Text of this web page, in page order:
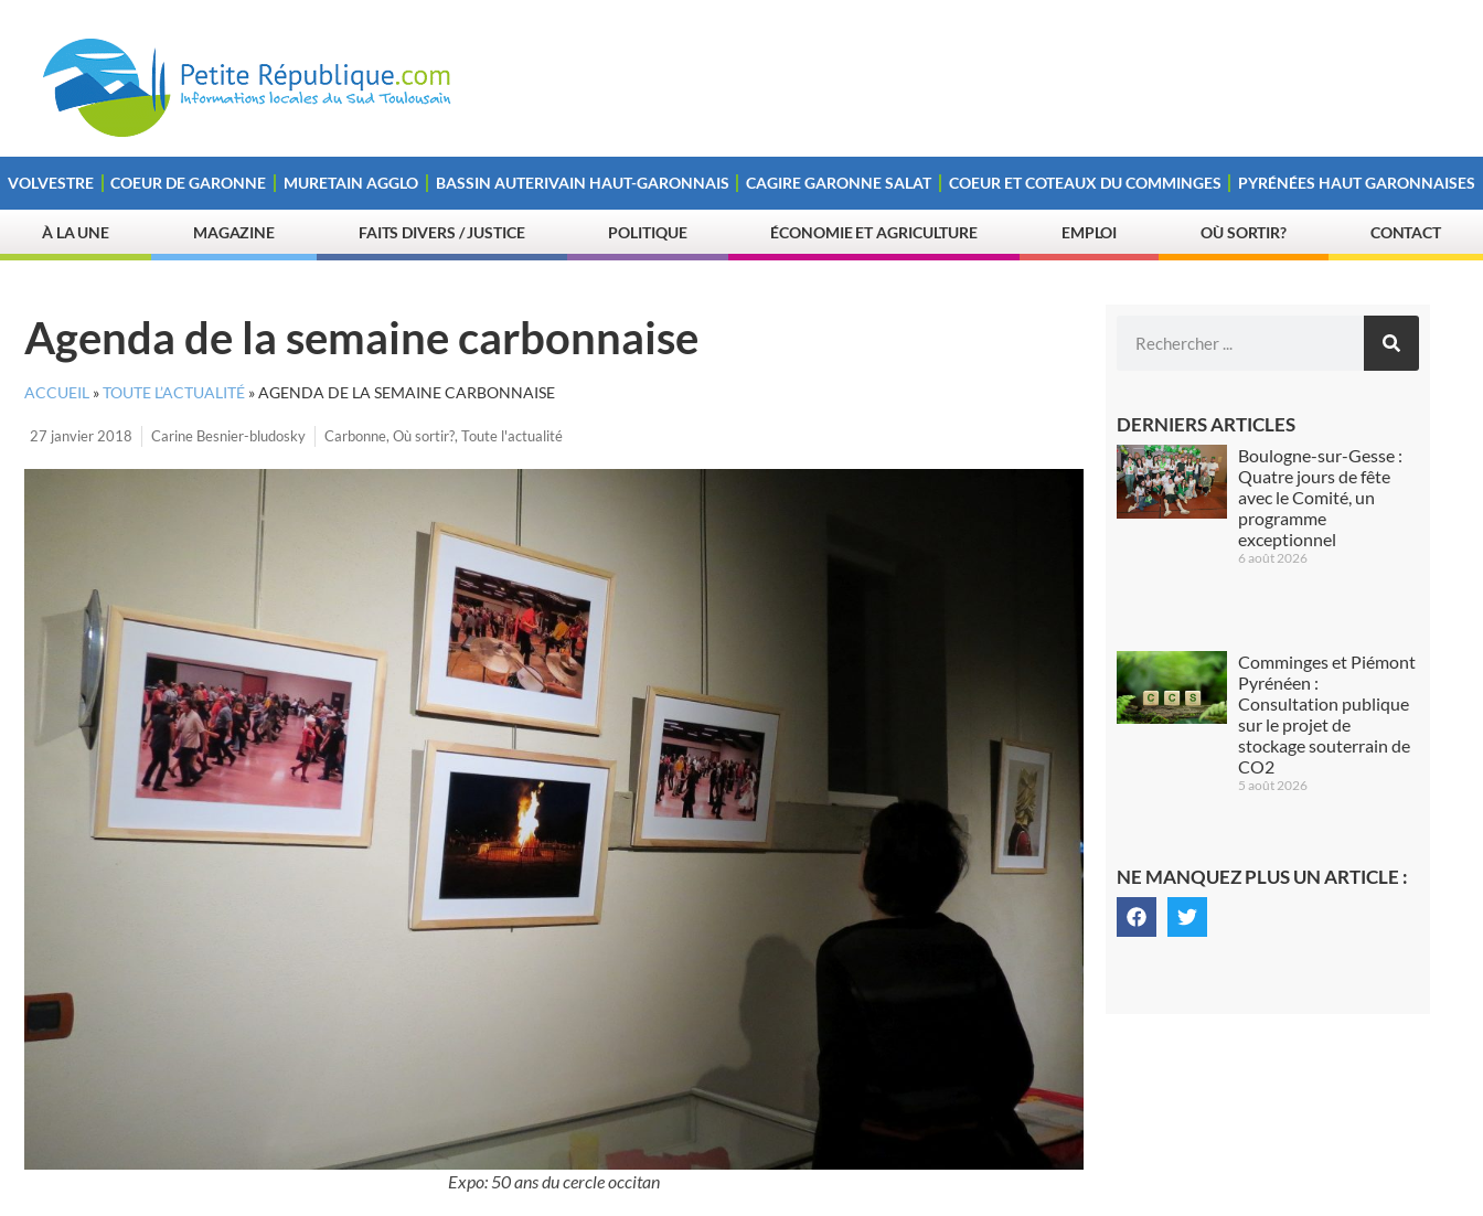
VOLVESTRE COEUR DE GARONNE MURETAIN AGGLO BASSIN AUTERIVAIN HAUT-GARONNAIS CAGIRE GARONNE SALAT COEUR ET COTEAUX DU COMMINGES PYRÉNÉES HAUT GARONNAISES
À LA UNE MAGAZINE FAITS DIVERS / JUSTICE POLITIQUE ÉCONOMIE ET AGRICULTURE EMPLOI OÙ SORTIR? CONTACT
Agenda de la semaine carbonnaise
ACCUEIL »TOUTE L’ACTUALITÉ »AGENDA DE LA SEMAINE CARBONNAISE
27 janvier 2018 Carine Besnier-bludosky Carbonne, Où sortir?, Toute l'actualité
Expo: 50 ans du cercle occitan
DERNIERS ARTICLES
Boulogne-sur-Gesse :
Quatre jours de fête
avec le Comité, un
programme
exceptionnel
6 août 2026
Comminges et Piémont
Pyrénéen :
Consultation publique
sur le projet de
stockage souterrain de
CO2
5 août 2026
NE MANQUEZ PLUS UN ARTICLE :